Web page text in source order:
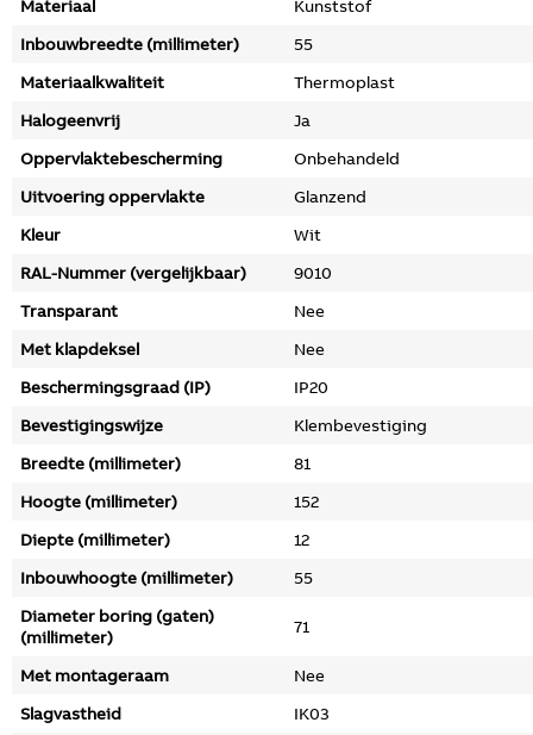
Materiaal
Kunststof
Inbouwbreedte (millimeter)
55
Materiaalkwaliteit
Thermoplast
Halogeenvrij
Ja
Oppervlaktebescherming
Onbehandeld
Uitvoering oppervlakte
Glanzend
Kleur
Wit
RAL-Nummer (vergelijkbaar)
9010
Transparant
Nee
Met klapdeksel
Nee
Beschermingsgraad (IP)
IP20
Bevestigingswijze
Klembevestiging
Breedte (millimeter)
81
Hoogte (millimeter)
152
Diepte (millimeter)
12
Inbouwhoogte (millimeter)
55
Diameter boring (gaten)
(millimeter)
71
Met montageraam
Nee
Slagvastheid
IK03